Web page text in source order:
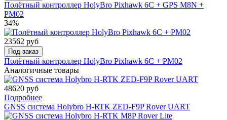
Полётный контроллер HolyBro Pixhawk 6C + GPS M8N +
PM02
34%
23562 руб
Под заказ
Полётный контроллер HolyBro Pixhawk 6C + PM02
Аналогичные товары
48620 руб
Подробнее
GNSS система Holybro H-RTK ZED-F9P Rover UART